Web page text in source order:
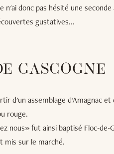
n'ai donc pas hésité une
gustatives...
GASCOGNE
d'un assemblage d'Amagnac et
rouge.
nous» fut ainsi baptisé Floc-de-
mis sur le marché.